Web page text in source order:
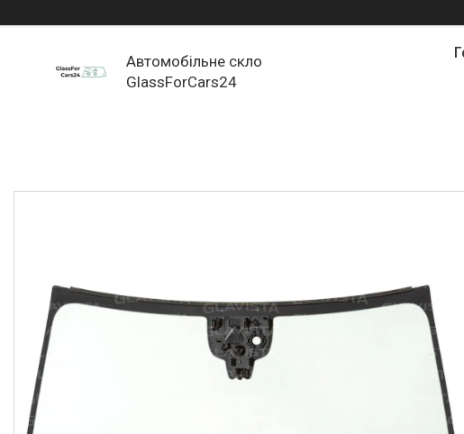
Автомобільне скло
GlassForCars24